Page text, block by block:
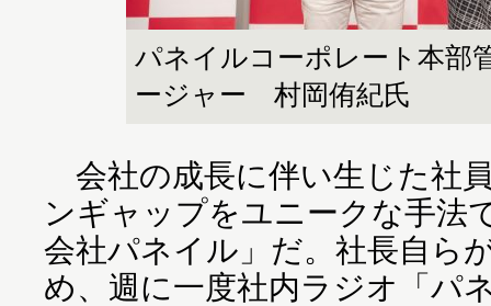
パネイルコーポレート本部
ージャー 村岡侑紀氏
会社の成長に伴い生じた社
ンギャップをユニークな手法
会社パネイル」だ。社長自ら
め、週に一度社内ラジオ「パ